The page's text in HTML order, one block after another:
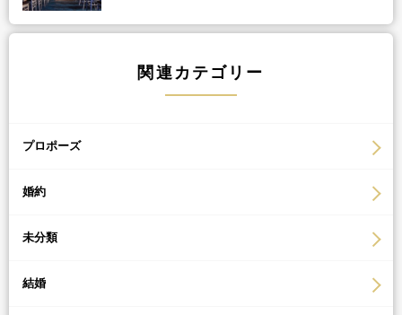
関連カテゴリー
プロポーズ
婚約
未分類
結婚